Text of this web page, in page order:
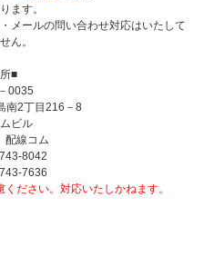
ます。
メールの問い合わせ対応はいたして
ん。
■
0035
南2丁目216－8
ビル
線コム
8042
7636
ださい。対応いたしかねます。